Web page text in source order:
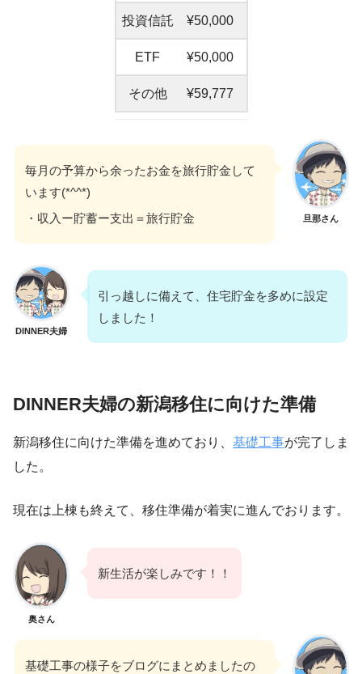
投資信託 ¥50,000
ETF ¥50,000
その他 ¥59,777
旦那さん
毎月の予算から余ったお金を旅行貯金して
います(*^^*)
・収入ー貯蓄ー支出＝旅行貯金
DINNER夫婦
引っ越しに備えて、住宅貯金を多めに設定
しました！
DINNER夫婦の新潟移住に向けた準備
新潟移住に向けた準備を進めており、 基礎工事が完了しま
した。
現在は上棟も終えて、移住準備が着実に進んでおります。
奥さん
新生活が楽しみです！！
基礎工事の様子をブログにまとめましたの